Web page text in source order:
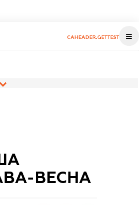
CAHEADER.GETTEST
ВЕСНА